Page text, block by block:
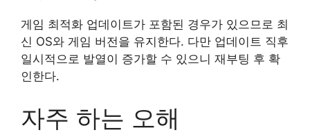
게임 최적화 업데이트가 포함된 경우가 있으므로 최
신 OS와 게임 버전을 유지한다. 다만 업데이트 직후
일시적으로 발열이 증가할 수 있으니 재부팅 후 확
인한다.
자주 하는 오해